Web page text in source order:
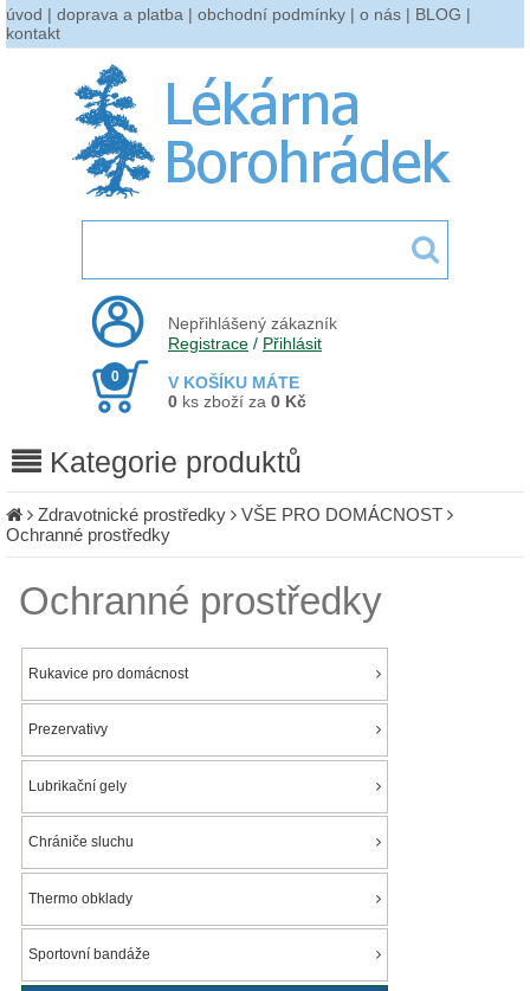
úvod | doprava a platba | obchodní podmínky | o nás | BLOG |
kontakt
Nepřihlášený zákazník
Registrace / Přihlásit
V KOŠÍKU MÁTE
0
0 ks zboží za 0 Kč
Kategorie produktů
Zdravotnické prostředky
VŠE PRO DOMÁCNOST
Ochranné prostředky
Ochranné prostředky
Rukavice pro domácnost
Prezervativy
Lubrikační gely
Chrániče sluchu
Thermo obklady
Sportovní bandáže